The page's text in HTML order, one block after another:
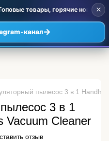
товары, горячие новинки
канал→
×
пылесос 3 в 1
3 в 1
Vacuum Cleaner
отзыв